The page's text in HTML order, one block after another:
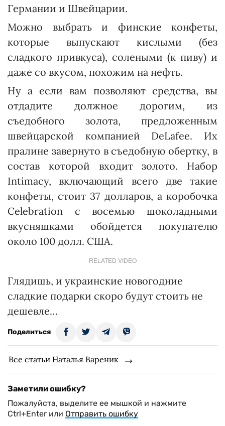
Германии и Швейцарии.
Можно выбрать и финские конфеты,
которые выпускают кислыми (без
сладкого привкуса), солеными (к пиву) и
даже со вкусом, похожим на нефть.
Ну а если вам позволяют средства, вы
отдадите должное дорогим, из
съедобного золота, предложенным
швейцарской компанией DeLafee. Их
пралине завернуто в съедобную обертку, в
состав которой входит золото. Набор
Intimacy, включающий всего две такие
конфеты, стоит 37 долларов, а коробочка
Celebration с восемью шоколадными
вкусняшками обойдется покупателю
около 100 долл. США.
RELATED VIDEO
Глядишь, и украинские новогодние
сладкие подарки скоро будут стоить не
дешевле…
Поделиться
Все статьи Наталья Вареник
Заметили ошибку?
Пожалуйста, выделите ее мышкой и нажмите
Ctrl+Enter или Отправить ошибку